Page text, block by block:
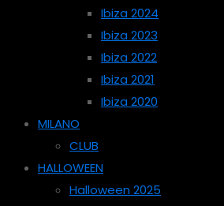
Ibiza 2024
Ibiza 2023
Ibiza 2022
Ibiza 2021
Ibiza 2020
MILANO
CLUB
HALLOWEEN
Halloween 2025